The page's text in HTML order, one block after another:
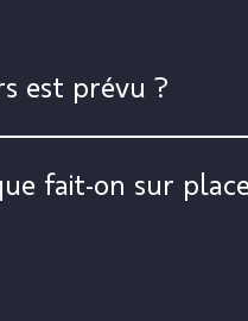
est prévu ?
fait-on sur